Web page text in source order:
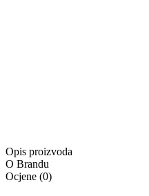
Opis proizvoda
O Brandu
Ocjene (0)